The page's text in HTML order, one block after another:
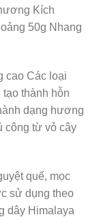
Kích
50g Nhang
cao Các loại
thành hỗn
dạng hương
công từ vỏ cây
quế, mọc
sử dụng theo
dây Himalaya